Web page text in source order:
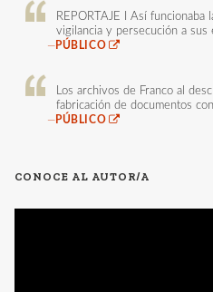
REPORTAJE I Así funcionaba
vigilancia y persecución a sus
—PÚBLICO
Los archivos de Franco al
fabricación de documentos
—PÚBLICO